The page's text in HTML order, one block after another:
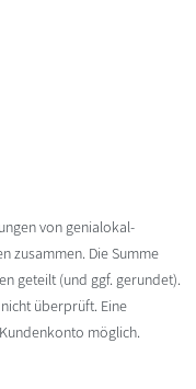
von genialokal-
zusammen. Die Summe
geteilt (und ggf. gerundet).
überprüft. Eine
möglich.